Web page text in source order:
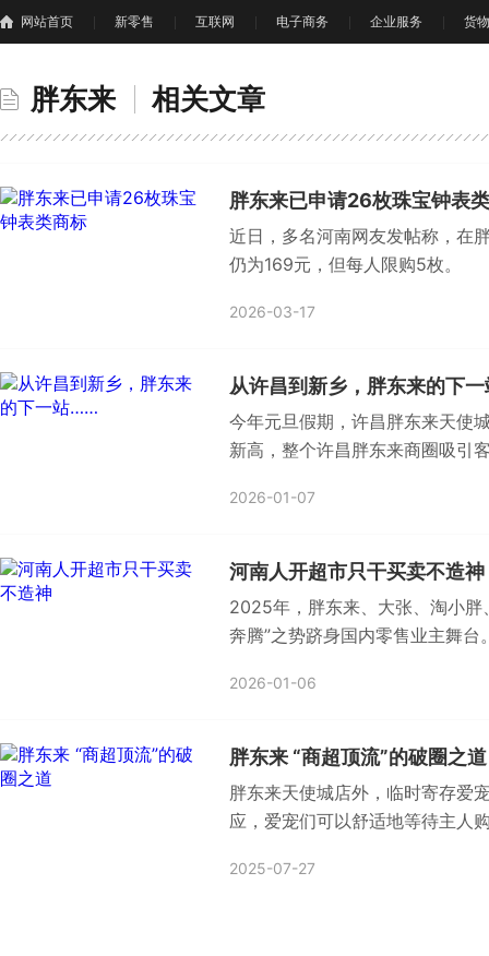
网站首页 新零售 互联网 电子商务 企业服务 货
胖东来 相关文章
胖东来已申请26枚珠宝钟表
近日，多名河南网友发帖称，在
仍为169元，但每人限购5枚。
2026-03-17
从许昌到新乡，胖东来的下
今年元旦假期，许昌胖东来天使
新高，整个许昌胖东来商圈吸引
2026-01-07
河南人开超市只干买卖不造神
2025年，胖东来、大张、淘小胖
奔腾”之势跻身国内零售业主舞台
2026-01-06
胖东来 “商超顶流”的破圈之道
胖东来天使城店外，临时寄存爱
应，爱宠们可以舒适地等待主人
2025-07-27